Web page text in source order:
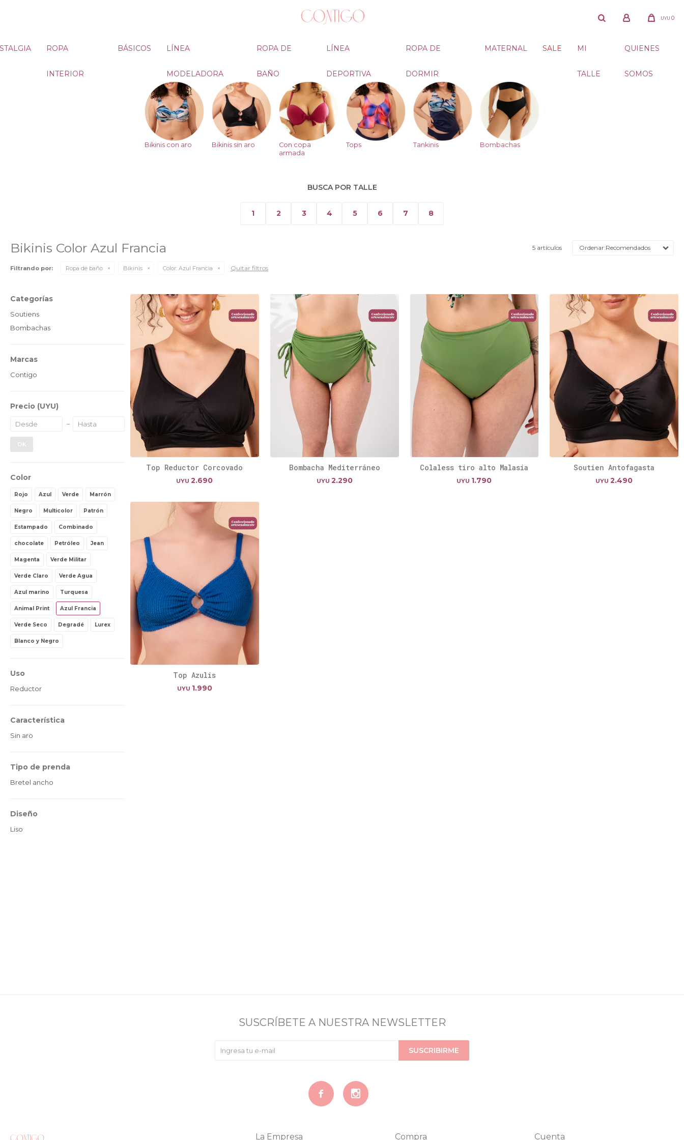
ROPA
INTERIOR
BÁSICOS LÍNEA
MODELADORA
ROPA DE
BAÑO
LÍNEA
DEPORTIVA
ROPA DE
DORMIR
MATERNAL SALE MI
TALLE
QUIENES
SOMOS
UYU 0
Bikinis con aro Bikinis sin aro
Con copa
armada
Tops Tankinis Bombachas
BUSCA POR TALLE
1 2 3 4 5 6 7 8
Bikinis Color Azul Francia 5 artículos Recomendados
Filtrando por: Ropa de baño Bikinis Color: Azul Francia Quitar filtros
Top Reductor Corcovado
UYU 2.690
Bombacha Mediterráneo
UYU 2.290
Colaless tiro alto Malasia
UYU 1.790
Soutien Antofagasta
UYU 2.490
Top Azulis
UYU 1.990
Categorías
Soutiens
Bombachas
Marcas
Contigo
Precio (UYU)
OK
Color
Rojo Azul Verde Marrón
Negro Multicolor Patrón
Estampado Combinado
chocolate Petróleo Jean
Magenta Verde Militar
Verde Claro Verde Agua
Azul marino Turquesa
Animal Print Azul Francia
Verde Seco Degradé Lurex
Blanco y Negro
Uso
Reductor
Característica
Sin aro
Tipo de prenda
Bretel ancho
Diseño
Liso
La Empresa Compra Cuenta
SUSCRÍBETE A NUESTRA NEWSLETTER
SUSCRIBIRME
 